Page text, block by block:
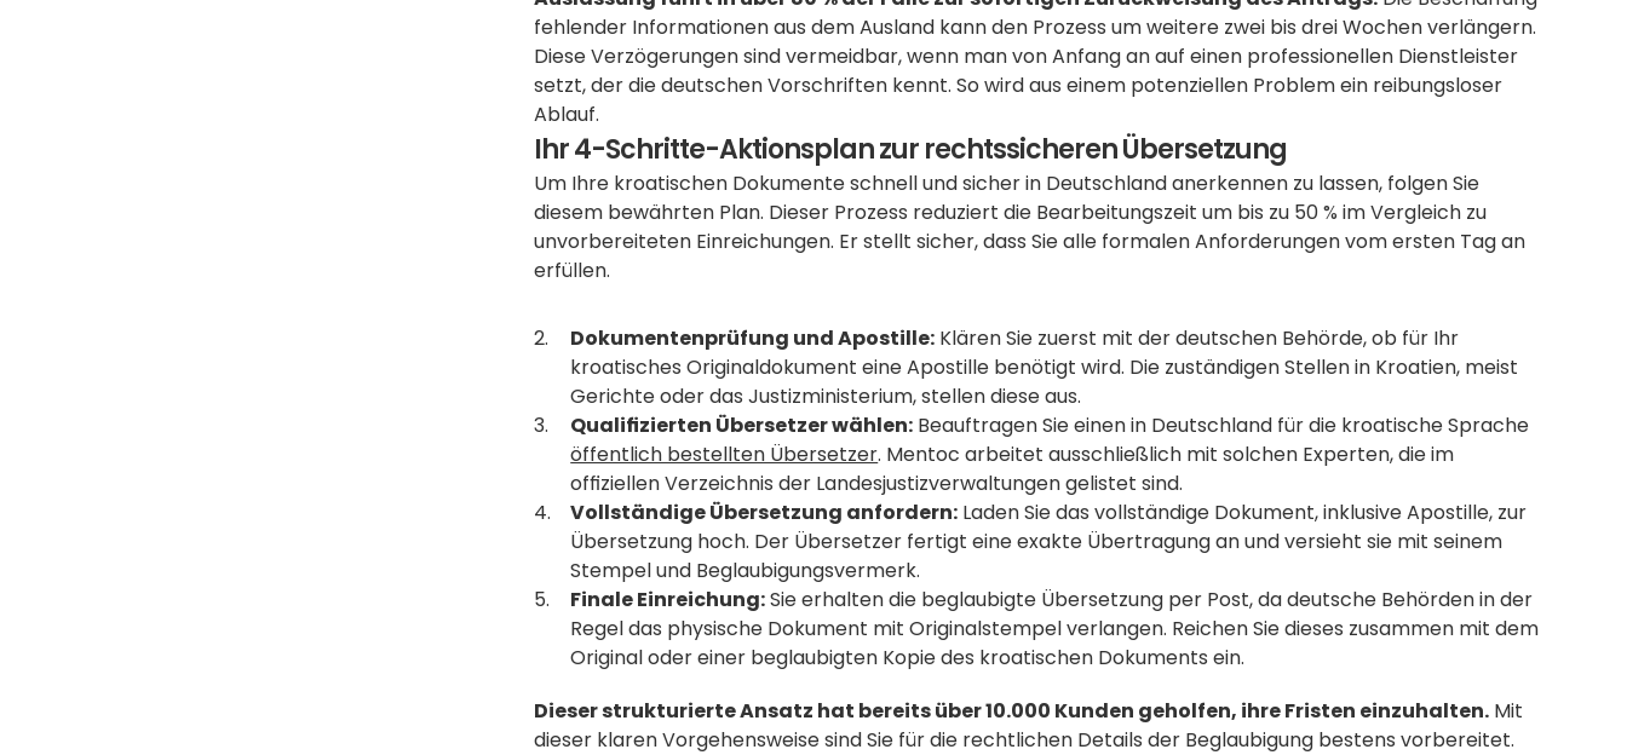
fehlender Informationen aus dem Ausland kann den Prozess um weitere zwei bis drei Wochen verlängern.
Diese Verzögerungen sind vermeidbar, wenn man von Anfang an auf einen professionellen Dienstleister
setzt, der die deutschen Vorschriften kennt. So wird aus einem potenziellen Problem ein reibungsloser
Ablauf.
Ihr 4-Schritte-Aktionsplan zur rechtssicheren Übersetzung
Um Ihre kroatischen Dokumente schnell und sicher in Deutschland anerkennen zu lassen, folgen Sie
diesem bewährten Plan. Dieser Prozess reduziert die Bearbeitungszeit um bis zu 50 % im Vergleich zu
unvorbereiteten Einreichungen. Er stellt sicher, dass Sie alle formalen Anforderungen vom ersten Tag an
erfüllen.
Dokumentenprüfung und Apostille: Klären Sie zuerst mit der deutschen Behörde, ob für Ihr
kroatisches Originaldokument eine Apostille benötigt wird. Die zuständigen Stellen in Kroatien, meist
Gerichte oder das Justizministerium, stellen diese aus.
Qualifizierten Übersetzer wählen:
öffentlich bestellten Übersetzer. Mentoc arbeitet ausschließlich mit solchen Experten, die im
offiziellen Verzeichnis der Landesjustizverwaltungen gelistet sind.
Vollständige Übersetzung anfordern: Laden Sie das vollständige Dokument, inklusive Apostille, zur
Übersetzung hoch. Der Übersetzer fertigt eine exakte Übertragung an und versieht sie mit seinem
Stempel und Beglaubigungsvermerk.
Finale Einreichung: Sie erhalten die beglaubigte Übersetzung per Post, da deutsche Behörden in der
Regel das physische Dokument mit Originalstempel verlangen. Reichen Sie dieses zusammen mit dem
Original oder einer beglaubigten Kopie des kroatischen Dokuments ein.
Dieser strukturierte Ansatz hat bereits über 10.000 Kunden geholfen, ihre Fristen einzuhalten. Mit
dieser klaren Vorgehensweise sind Sie für die rechtlichen Details der Beglaubigung bestens vorbereitet.